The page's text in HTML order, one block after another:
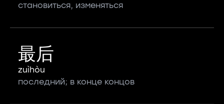
становиться, изменяться
最后
zuìhòu
последний; в конце концов